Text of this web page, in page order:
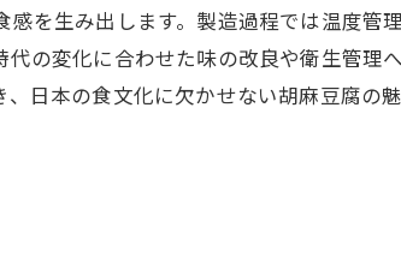
を生み出します。製造過程では温度管
の変化に合わせた味の改良や衛生管理
日本の食文化に欠かせない胡麻豆腐の